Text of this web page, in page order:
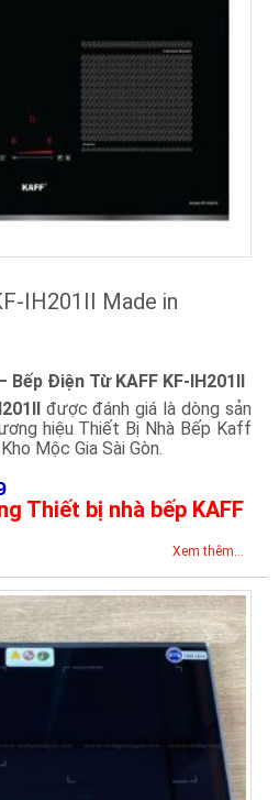
IH201II Made in
Điện Từ KAFF KF-IH201II
được đánh giá là dòng sản
hiệu Thiết Bị Nhà Bếp Kaff
Mộc Gia Sài Gòn.
Thiết bị nhà bếp KAFF
Xem thêm...